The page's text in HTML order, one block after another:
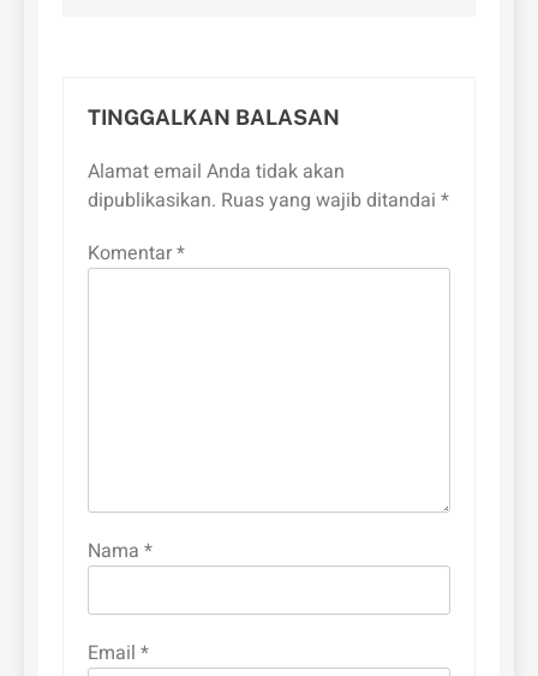
TINGGALKAN BALASAN
Alamat email Anda tidak akan
dipublikasikan. Ruas yang wajib ditandai *
Komentar*
Nama *
Email *